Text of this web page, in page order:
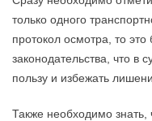
только одного
протокол осмотра, то
законодательства, что в
пользу и избежать
Также необходимо знать,